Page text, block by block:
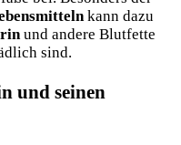
kann dazu
und andere Blutfette
sind.
und seinen